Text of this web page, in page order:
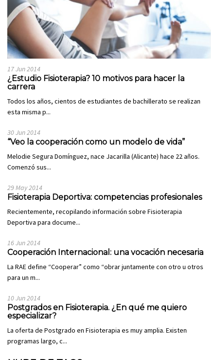
17 Jun 2014
¿Estudio Fisioterapia? 10 motivos para hacer la
carrera
Todos los años, cientos de estudiantes de bachillerato se realizan
esta misma p...
30 Jun 2014
“Veo la cooperación como un modelo de vida”
Melodie Segura Domínguez, nace Jacarilla (Alicante) hace 22 años.
Comenzó sus...
29 May 2014
Fisioterapia Deportiva: competencias profesionales
Recientemente, recopilando información sobre Fisioterapia
Deportiva para docume...
16 Jun 2014
Cooperación Internacional: una vocación necesaria
La RAE define “Cooperar” como “obrar juntamente con otro u otros
para un m...
10 Jun 2014
Postgrados en Fisioterapia. ¿En qué me quiero
especializar?
La oferta de Postgrado en Fisioterapia es muy amplia. Existen
programas largo, c...